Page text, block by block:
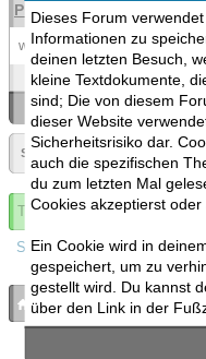
Dieses Forum
Informationen zu
deinen letzten Besuch,
kleine Textdokumente,
sind; Die von diesem
dieser Website
Sicherheitsrisiko dar.
auch die spezifischen
du zum letzten Mal
Cookies akzeptierst oder
Ein Cookie wird in
gespeichert, um zu
gestellt wird. Du kannst
über den Link in der
Piet.Lu
weil er den Stil mag und
«Ein
Seite:
Thema abonnieren
Spoilers
bronies.de